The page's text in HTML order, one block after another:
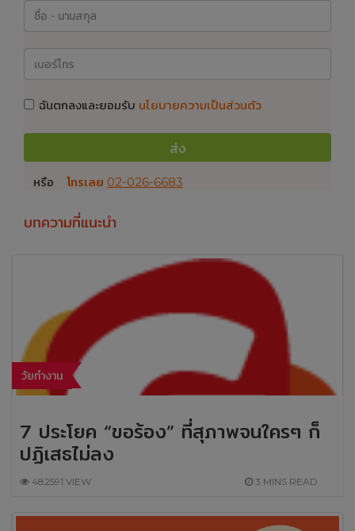
ฉันตกลงและยอมรับ นโยบายความเป็นส่วนตัว
ส่ง
หรือ โทรเลย 02-026-6683
บทความที่แนะนำ
วัยทำงาน
7 ประโยค “ขอร้อง” ที่สุภาพจนใครๆ ก็
ปฏิเสธไม่ลง
482591 VIEW 3 MINS READ